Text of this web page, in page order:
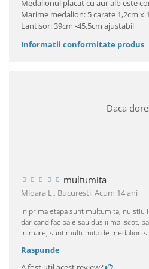
Medalionul placat cu aur alb este
Marime medalion: 5 carate 1,2cm x
Lantisor: 39cm -45,5cm ajustabil
Informatii conformitate produs
Daca
multumita
Mioara L., Bucuresti,Acum 14 ani
In prima etapa sunt multumita, nu stiu
dar cand fac baie sau dus ii mai scot,
In mare, sunt multumita de medalion
Raspunde